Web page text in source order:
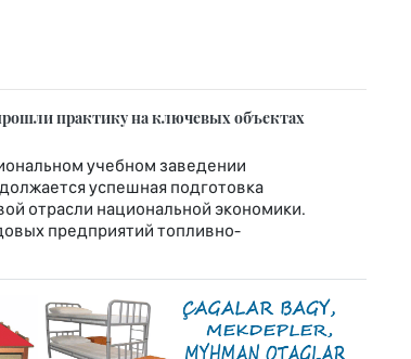
практику на ключевых объектах
учебном заведении
успешная подготовка
отрасли национальной экономики.
предприятий топливно-